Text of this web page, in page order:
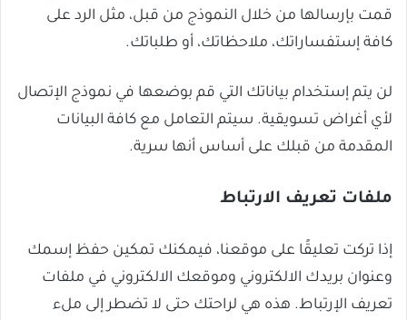
قمت بإرسالها من خلال النموذج من قبل، مثل الرد على
كافة إستفساراتك، ملاحظاتك، أو طلباتك.
لن يتم إستخدام بياناتك التي قم بوضعها في نموذج الإتصال
لأي أغراض تسويقية. سيتم التعامل مع كافة البيانات
المقدمة من قبلك على أساس أنها سرية.
ملفات تعريف الارتباط
إذا تركت تعليقًا على موقعنا، فيمكنك تمكين حفظ إسمك
وعنوان بريدك الالكتروني وموقعك الالكتروني في ملفات
تعريف الإرتباط. هذه هي لراحتك حتى لا تضطر إلى ملء